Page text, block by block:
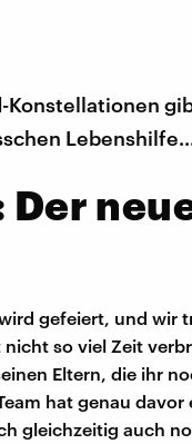
Der
gefeiert, und wir
so viel Zeit
Eltern, die ihr
hat genau
gleichzeitig auch